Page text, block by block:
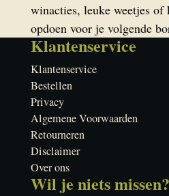
winacties, leuke weetjes
opdoen voor je volgende
Klantenservice
Klantenservice
Bestellen
Privacy
Algemene Voorwaarden
Retourneren
Disclaimer
Over ons
Wil je niets missen?